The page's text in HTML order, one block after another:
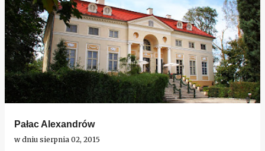
Pałac Alexandrów
w dniu sierpnia 02, 2015